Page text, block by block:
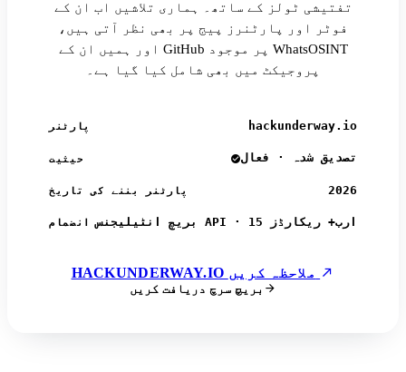
تفتیشی ٹولز کے ساتھ۔ ہماری تلاشیں اب ان کے
فوٹر اور پارٹنرز پیج پر بھی نظر آتی ہیں،
اور ہمیں ان کے GitHub پر موجود WhatsOSINT
پروجیکٹ میں بھی شامل کیا گیا ہے۔
پارٹنر hackunderway.io
حیثیت تصدیق شدہ · فعال
پارٹنر بننے کی تاریخ 2026
انضمام بریچ انٹیلیجنس API · 15 ارب+ ریکارڈز
بریچ سرچ دریافت کریں